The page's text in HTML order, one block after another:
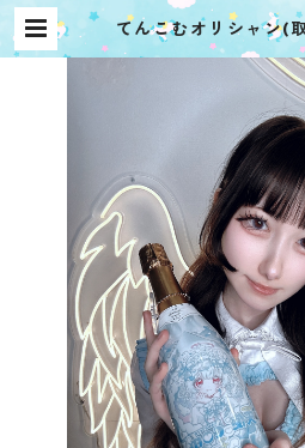
てんこむオリシャン(
付き) | 天